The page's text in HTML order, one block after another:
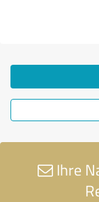
Ihre